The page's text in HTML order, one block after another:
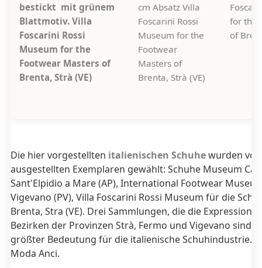
bestickt mit grünem
Blattmotiv. Villa
Foscarini Rossi
Museum for the
Footwear Masters of
Brenta, Strà (VE)
cm Absatz Villa
Foscarini Rossi
Museum for the
Footwear
Masters of
Brenta, Strà (VE)
for the
of
Die hier vorgestellten italienischen Schuhewurden
ausgestellten Exemplaren gewählt: Schuhe Museum
Sant'Elpidio a Mare (AP), International Footwear
Vigevano (PV), Villa Foscarini Rossi Museum für die
Brenta, Stra (VE). Drei Sammlungen, die die Expression
Bezirken der Provinzen Strà, Fermo und Vigevano sind
größter Bedeutung für die italienische Schuhindustrie.
Moda Anci.